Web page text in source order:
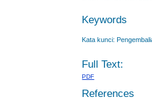
Keywords
Kata kunci:
Full Text:
PDF
References